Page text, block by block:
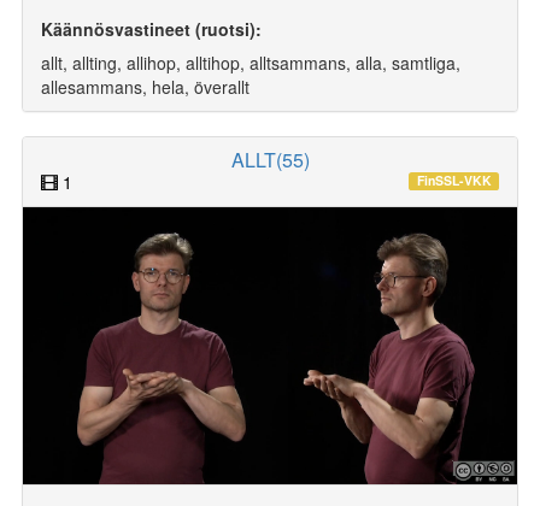
Käännösvastineet (ruotsi):
allt, allting, allihop, alltihop, alltsammans, alla, samtliga,
allesammans, hela, överallt
ALLT(55)
1 FinSSL-VKK